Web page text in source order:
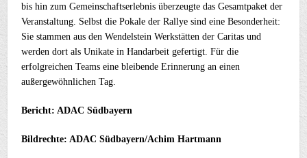
bis hin zum Gemeinschaftserlebnis überzeugte das Gesamtpaket der
Veranstaltung. Selbst die Pokale der Rallye sind eine Besonderheit:
Sie stammen aus den Wendelstein Werkstätten der Caritas und
werden dort als Unikate in Handarbeit gefertigt. Für die
erfolgreichen Teams eine bleibende Erinnerung an einen
außergewöhnlichen Tag.
Bericht: ADAC Südbayern
Bildrechte: ADAC Südbayern/Achim Hartmann